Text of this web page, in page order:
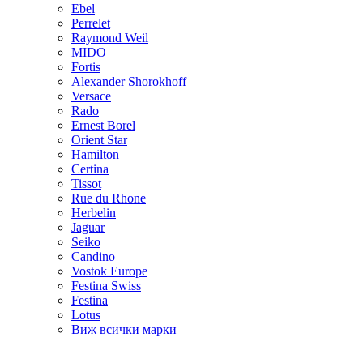
Ebel
Perrelet
Raymond Weil
MIDO
Fortis
Alexander Shorokhoff
Versace
Rado
Ernest Borel
Orient Star
Hamilton
Certina
Tissot
Rue du Rhone
Herbelin
Jaguar
Seiko
Candino
Vostok Europe
Festina Swiss
Festina
Lotus
Виж всички марки